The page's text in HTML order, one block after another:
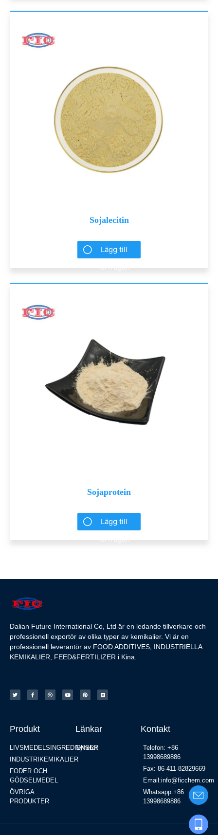
Sojalecitin
Lägg till
förfrågan
Sojaprotein
Lägg till
förfrågan
Dalian Future International Co, Ltd är en ledande tillverkare och
professionell exportör av olika typer av kemikalier. Vi är en
professionell leverantör av FOOD ADDITIVES, INDUSTRIELLA
KEMIKALIER, FEED&FERTILIZER i Kina.
Produkt
LIVSMEDELSINGREDIENSER
INDUSTRIKEMIKALIER
FODER OCH
GÖDSELMEDEL
ÖVRIGA
PRODUKTER
Länkar
Nyheter
Kontakt
Telefon: +86
13998689886
Fax: 86-411-82829669
Email:info@ficchem.com
Whatsapp:+86
13998689886